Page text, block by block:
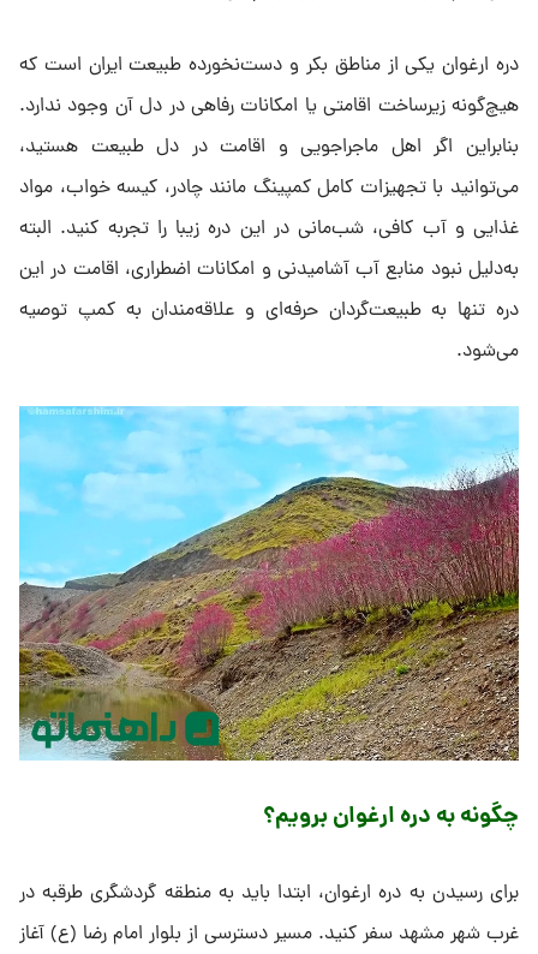
دره ارغوان یکی از مناطق بکر و دست‌نخورده طبیعت ایران است که
هیچ‌گونه زیرساخت اقامتی یا امکانات رفاهی در دل آن وجود ندارد.
بنابراین اگر اهل ماجراجویی و اقامت در دل طبیعت هستید،
می‌توانید با تجهیزات کامل کمپینگ مانند چادر، کیسه خواب، مواد
غذایی و آب کافی، شب‌مانی در این دره زیبا را تجربه کنید. البته
به‌دلیل نبود منابع آب آشامیدنی و امکانات اضطراری، اقامت در این
دره تنها به طبیعت‌گردان حرفه‌ای و علاقه‌مندان به کمپ توصیه
می‌شود.
چگونه به دره ارغوان برویم؟
برای رسیدن به دره ارغوان، ابتدا باید به منطقه گردشگری طرقبه در
غرب شهر مشهد سفر کنید. مسیر دسترسی از بلوار امام رضا (ع) آغاز